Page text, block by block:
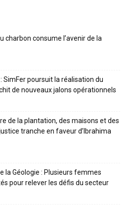
charbon consume l’avenir de la
SimFer poursuit la réalisation du
de nouveaux jalons opérationnels
de la plantation, des maisons et des
tranche en faveur d’Ibrahima
la Géologie : Plusieurs femmes
pour relever les défis du secteur